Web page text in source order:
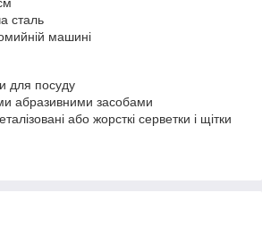
сталь
машині
для посуду
абразивними засобами
або жорсткі серветки і щітки